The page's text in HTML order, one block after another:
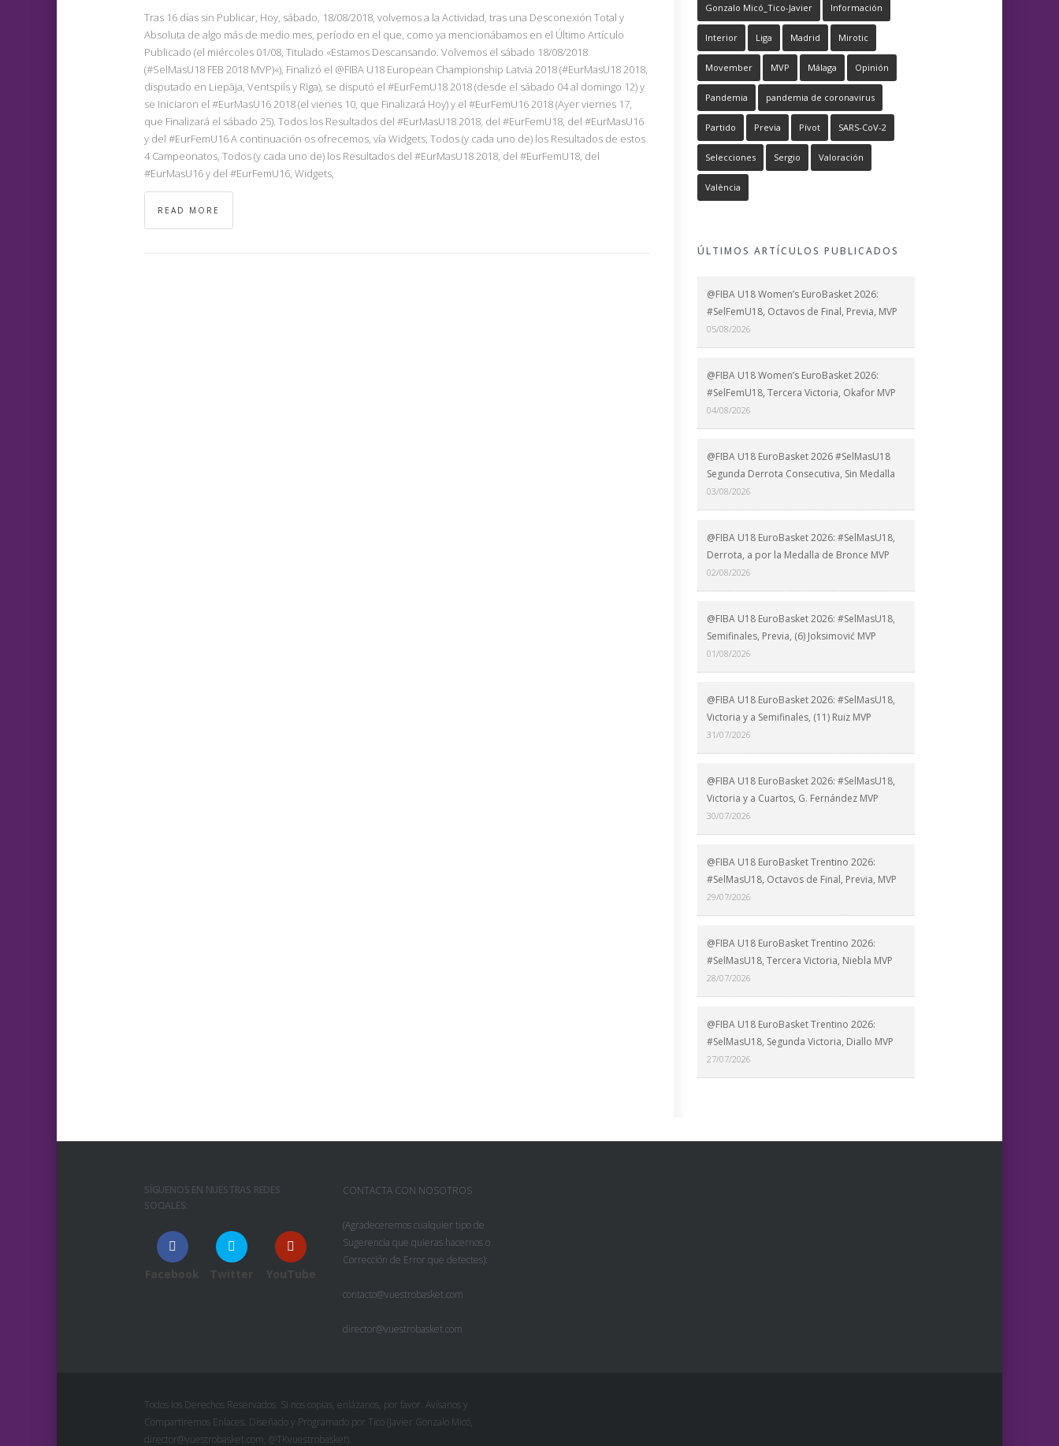
Tras 16 días sin Publicar, Hoy, sábado, 18/08/2018, volvemos a la Actividad, tras una Desconexión Total y
Absoluta de algo más de medio mes, período en el que, como ya mencionábamos en el Último Artículo
Publicado (el miércoles 01/08, Titulado «Estamos Descansando. Volvemos el sábado 18/08/2018
(#SelMasU18 FEB 2018 MVP)«), Finalizó el @FIBA U18 European Championship Latvia 2018 (#EurMasU18 2018,
disputado en Liepāja, Ventspils y Rīga), se disputó el #EurFemU18 2018 (desde el sábado 04 al domingo 12) y
se Iniciaron el #EurMasU16 2018 (el vienes 10, que Finalizará Hoy) y el #EurFemU16 2018 (Ayer viernes 17,
que Finalizará el sábado 25). Todos los Resultados del #EurMasU18 2018, del #EurFemU18, del #EurMasU16
y del #EurFemU16 A continuación os ofrecemos, vía Widgets, Todos (y cada uno de) los Resultados de estos
4 Campeonatos, Todos (y cada uno de) los Resultados del #EurMasU18 2018, del #EurFemU18, del
#EurMasU16 y del #EurFemU16, Widgets,
READ MORE
Gonzalo Micó_Tico-Javier Información
Interior Liga Madrid Mirotic
Movember MVP Málaga Opinión
Pandemia pandemia de coronavirus
Partido Previa Pívot SARS-CoV-2
Selecciones Sergio Valoración
València
ÚLTIMOS ARTÍCULOS PUBLICADOS
@FIBA U18 Women’s EuroBasket 2026:
#SelFemU18, Octavos de Final, Previa, MVP
05/08/2026
@FIBA U18 Women’s EuroBasket 2026:
#SelFemU18, Tercera Victoria, Okafor MVP
04/08/2026
@FIBA U18 EuroBasket 2026 #SelMasU18
Segunda Derrota Consecutiva, Sin Medalla
03/08/2026
@FIBA U18 EuroBasket 2026: #SelMasU18,
Derrota, a por la Medalla de Bronce MVP
02/08/2026
@FIBA U18 EuroBasket 2026: #SelMasU18,
Semifinales, Previa, (6) Joksimović MVP
01/08/2026
@FIBA U18 EuroBasket 2026: #SelMasU18,
Victoria y a Semifinales, (11) Ruiz MVP
31/07/2026
@FIBA U18 EuroBasket 2026: #SelMasU18,
Victoria y a Cuartos, G. Fernández MVP
30/07/2026
@FIBA U18 EuroBasket Trentino 2026:
#SelMasU18, Octavos de Final, Previa, MVP
29/07/2026
@FIBA U18 EuroBasket Trentino 2026:
#SelMasU18, Tercera Victoria, Niebla MVP
28/07/2026
@FIBA U18 EuroBasket Trentino 2026:
#SelMasU18, Segunda Victoria, Diallo MVP
27/07/2026
SÍGUENOS EN NUESTRAS REDES
SOCIALES:
Facebook Twitter YouTube
CONTACTA CON NOSOTROS
(Agradeceremos cualquier tipo de
Sugerencia que quieras hacernos o
Corrección de Error que detectes):
contacto@vuestrobasket.com
director@vuestrobasket.com
Todos los Derechos Reservados. Si nos copias, enlázanos, por favor. Avísanos y
Compartiremos Enlaces. Diseñado y Programado por Tico (Javier Gonzalo Micó,
director@vuestrobasket.com, @TKvuestrobasket).